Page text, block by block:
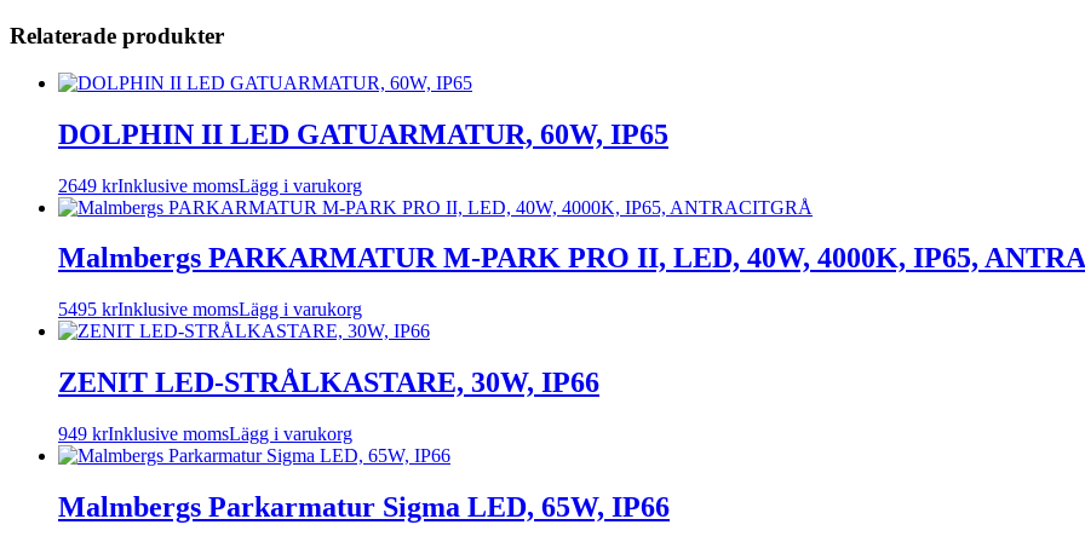
Relaterade produkter
DOLPHIN II LED GATUARMATUR, 60W, IP65
2649 krInklusive momsLägg i varukorg
Malmbergs PARKARMATUR M-PARK PRO II, LED, 40W, 4000K, IP65,
5495 krInklusive momsLägg i varukorg
ZENIT LED-STRÅLKASTARE, 30W, IP66
949 krInklusive momsLägg i varukorg
Malmbergs Parkarmatur Sigma LED, 65W, IP66